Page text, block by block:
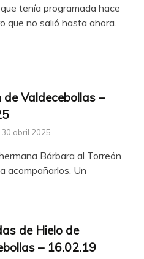
tenía programada hace
que no salió hasta ahora.
de Valdecebollas –
abril 2025
Bárbara al Torreón
acompañarlos. Un
de Hielo de
– 16.02.19